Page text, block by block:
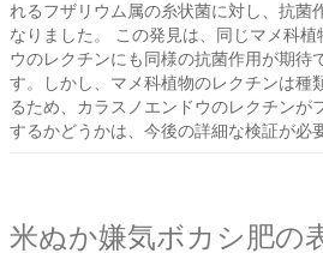
れるフザリウム属の糸状菌に対し、抗菌
なりました。 この発見は、同じマメ科
ウのレクチンにも同様の抗菌作用が期待
す。しかし、マメ科植物のレクチンは種
るため、カラスノエンドウのレクチンが
するかどうかは、今後の詳細な検証が必